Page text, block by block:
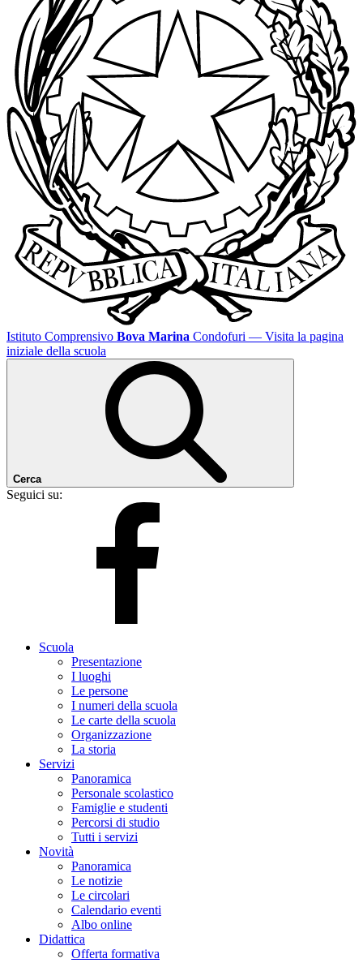
Istituto Comprensivo Bova Marina Condofuri — Visita la pagina
iniziale della scuola
Cerca
Seguici su:
Scuola
Presentazione
I luoghi
Le persone
I numeri della scuola
Le carte della scuola
Organizzazione
La storia
Servizi
Panoramica
Personale scolastico
Famiglie e studenti
Percorsi di studio
Tutti i servizi
Novità
Panoramica
Le notizie
Le circolari
Calendario eventi
Albo online
Didattica
Offerta formativa